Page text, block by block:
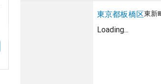
東京都板橋区東新
Loading...